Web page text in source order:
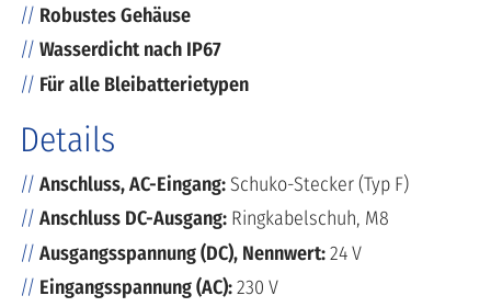
Robustes Gehäuse
Wasserdicht nach IP67
Für alle Bleibatterietypen
Details
Anschluss, AC-Eingang:Schuko-Stecker (Typ F)
Anschluss DC-Ausgang: Ringkabelschuh, M8
Ausgangsspannung (DC), Nennwert:24 V
Eingangsspannung (AC):230 V